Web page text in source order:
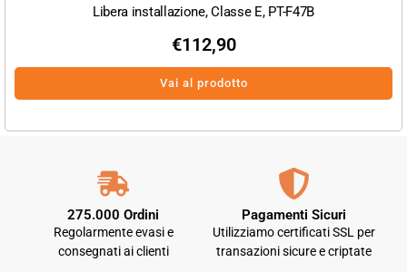
Libera installazione, Classe E, PT-F47B
€112,90
Vai al prodotto
275.000 Ordini
Regolarmente evasi e
consegnati ai clienti
Pagamenti Sicuri
Utilizziamo certificati SSL per
transazioni sicure e criptate